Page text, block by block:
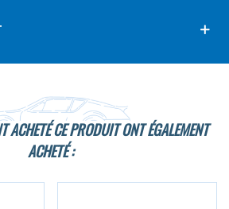
ACHETÉ CE PRODUIT ONT ÉGALEMENT
ACHETÉ :